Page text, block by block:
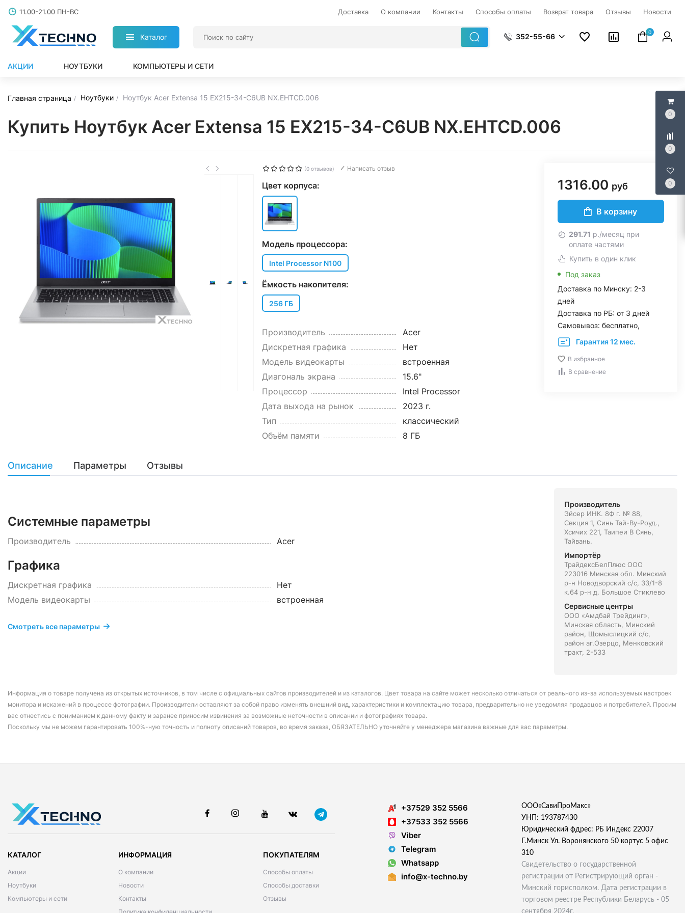
0
0
0
11.00-21.00 ПН-ВС Доставка О компании Контакты Способы оплаты Возврат товара Отзывы Новости
Каталог 352-55-66
0
АКЦИИ НОУТБУКИ КОМПЬЮТЕРЫ И СЕТИ
Главная страница Ноутбуки Ноутбук Acer Extensa 15 EX215-34-C6UB NX.EHTCD.006
Купить Ноутбук Acer Extensa 15 EX215-34-C6UB NX.EHTCD.006
(0 отзывов) Написать отзыв
Цвет корпуса:
Модель процессора:
Intel Processor N100
Ёмкость накопителя:
256 ГБ
Производитель
Acer
Дискретная графика
Нет
Модель видеокарты
встроенная
Диагональ экрана
15.6"
Процессор
Intel Processor
Дата выхода на рынок
2023 г.
Тип
классический
Объём памяти
8 ГБ
1316.00 руб
В корзину
291.71 р./месяц при
оплате частями
Купить в один клик
Под заказ
Доставка по Минску: 2-3
дней
Доставка по РБ: от 3 дней
Самовывоз: бесплатно,
Гарантия 12 мес.
В избранное
В сравнение
Описание Параметры Отзывы
Системные параметры
Производитель Acer
Графика
Дискретная графика
Нет
Модель видеокарты
встроенная
Смотреть все параметры
Производитель
Эйсер ИНК. 8Ф г. № 88,
Секция 1, Синь Тай-Ву-Роуд.,
Хсичих 221, Таипеи В Сянь,
Тайвань.
Импортёр
ТрайдексБелПлюс ООО
223016 Минская обл. Минский
р-н Новодворский с/с, 33/1-8
к.64 р-н д. Большое Стиклево
Сервисные центры
ООО «Амдбай Трейдинг»,
Минская область, Минский
район, Щомыслицкий с/с,
район аг.Озерцо, Менковский
тракт, 2-533
Информация о товаре получена из открытых источников, в том числе с официальных сайтов производителей и из каталогов. Цвет товара на сайте может несколько отличаться от реального из-за используемых настроек
монитора и искажений в процессе фотографии. Производители оставляют за собой право изменять внешний вид, характеристики и комплектацию товара, предварительно не уведомляя продавцов и потребителей. Просим
вас отнестись с пониманием к данному факту и заранее приносим извинения за возможные неточности в описании и фотографиях товара.
Поскольку мы не можем гарантировать 100%-ную точность и полноту описаний товаров, во время заказа, ОБЯЗАТЕЛЬНО уточняйте у менеджера магазина важные для вас параметры.
КАТАЛОГ
Акции
Ноутбуки
Компьютеры и сети
ИНФОРМАЦИЯ
О компании
Новости
Контакты
ПОКУПАТЕЛЯМ
Способы оплаты
Способы доставки
Отзывы
+37529 352 5566
+37533 352 5566
Viber
Telegram
Whatsapp
info@x-techno.by
ООО«СавиПроМакс»
УНП: 193787430
Юридический фдрес: РБ Индекс 22007
Г.Минск Ул. Воронянского 50 кортус 5 офис
310
Свидетельство о государственной
регистрации от Регистрирующий орган -
Минский горисполком. Дата регистрации в
торговом реестре Республики Беларусь - 05
сентября 2024г.